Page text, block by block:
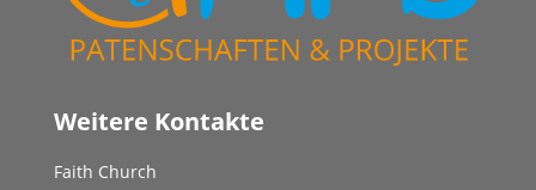
Weitere Kontakte
Faith Church